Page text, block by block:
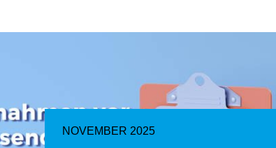
NOVEMBER 2025